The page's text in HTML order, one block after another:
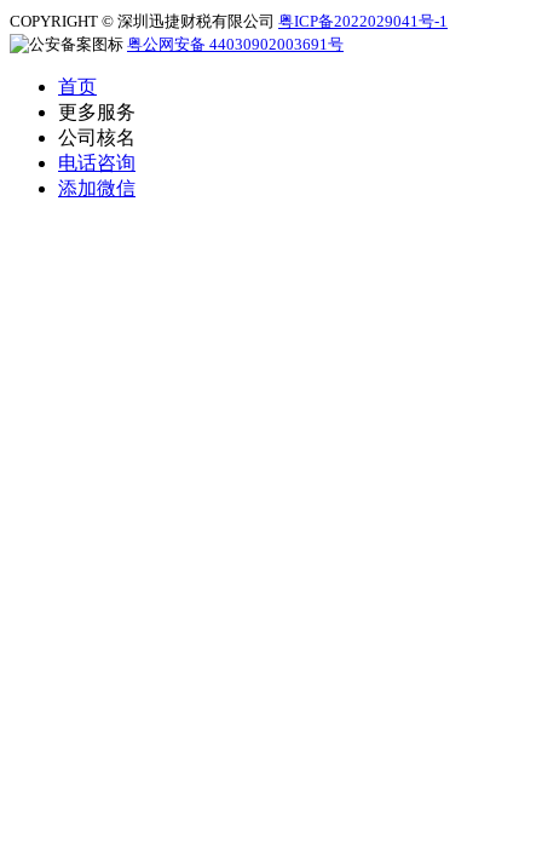
COPYRIGHT © 深圳迅捷财税有限公司 粤ICP备2022029041号-1
粤公网安备 44030902003691号
首页
更多服务
公司核名
电话咨询
添加微信